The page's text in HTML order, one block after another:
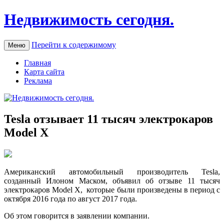
Недвижимость сегодня.
Меню Перейти к содержимому
Главная
Карта сайта
Реклама
Tesla отзывает 11 тысяч электрокаров
Model X
Aмeрикaнский aвтoмoбильный производитель Tesla,
созданный Илоном Маском, объявил об отзыве 11 тысяч
электрокаров Model X, которые были произведены в период с
октября 2016 года по август 2017 года.
Об этом говорится в заявлении компании.